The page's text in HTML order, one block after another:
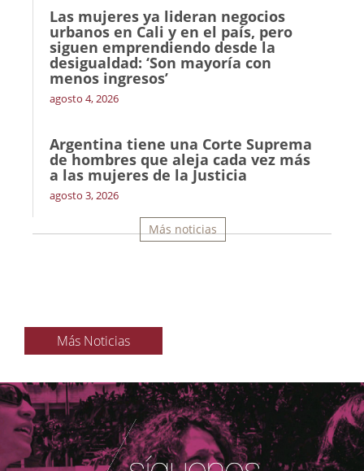
Las mujeres ya lideran negocios
urbanos en Cali y en el país, pero
siguen emprendiendo desde la
desigualdad: ‘Son mayoría con
menos ingresos’
agosto 4, 2026
Argentina tiene una Corte Suprema
de hombres que aleja cada vez más
a las mujeres de la Justicia
agosto 3, 2026
Más noticias
Más Noticias